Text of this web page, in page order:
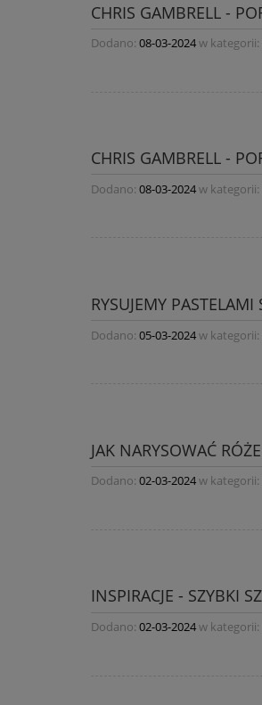
CHRIS GAMBRELL -
Dodano: 08-03-2024w kategorii:
CHRIS GAMBRELL -
Dodano: 08-03-2024w kategorii:
RYSUJEMY
Dodano: 05-03-2024w kategorii:
JAK NARYSOWAĆ
Dodano: 02-03-2024w kategorii:
INSPIRACJE - SZYBKI
Dodano: 02-03-2024w kategorii: